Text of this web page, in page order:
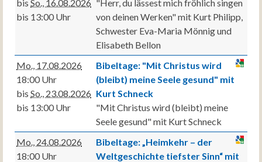
bis So., 16.08.2026
bis 13:00 Uhr
"Herr, du lässest mich fröhlich singen
von deinen Werken" mit Kurt Philipp,
Schwester Eva-Maria Mönnig und
Elisabeth Bellon
Mo., 17.08.2026
18:00 Uhr
bis So., 23.08.2026
bis 13:00 Uhr
Bibeltage: "Mit Christus wird
(bleibt) meine Seele gesund" mit
Kurt Schneck
"Mit Christus wird (bleibt) meine
Seele gesund" mit Kurt Schneck
Mo., 24.08.2026
18:00 Uhr
Bibeltage: „Heimkehr – der
Weltgeschichte tiefster Sinn“ mit